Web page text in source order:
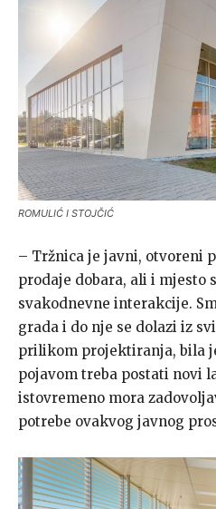
ROMULIĆ I STOJČIĆ
– Tržnica je javni, otvoreni
prodaje dobara, ali i mjesto
svakodnevne interakcije.
grada i do nje se dolazi iz
prilikom projektiranja, bila
pojavom treba postati novi
istovremeno mora
potrebe ovakvog javnog